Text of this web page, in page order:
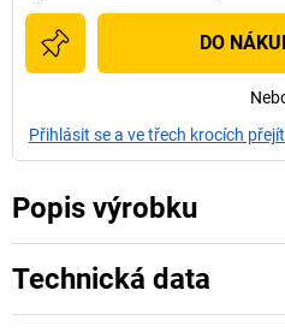
DO
Přihlásit se a ve třech krocích
Popis výrobku
Technická data